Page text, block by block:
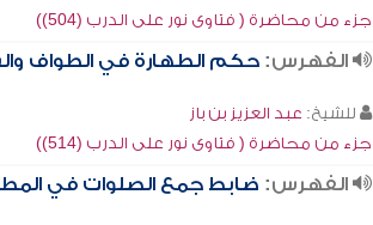
جزء من محاضرة ( فتاوى نور على الدرب (504))
الفهرس: حكم الطهارة في الطواف
للشيخ: عبد العزيز بن باز
جزء من محاضرة ( فتاوى نور على الدرب (514))
الفهرس: ضابط جمع الصلوات في